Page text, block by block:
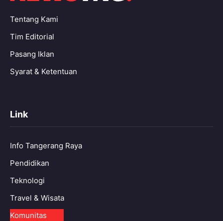
Tentang Kami
Tim Editorial
Pasang Iklan
Syarat & Ketentuan
Link
Info Tangerang Raya
Pendidikan
Teknologi
Travel & Wisata
Komunitas